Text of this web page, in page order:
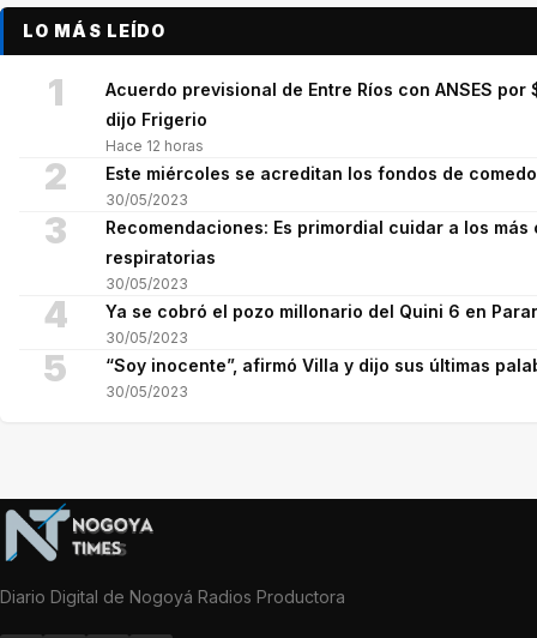
LO MÁS LEÍDO
1
Acuerdo previsional de Entre Ríos con ANSES
dijo Frigerio
Hace 12 horas
2 Este miércoles se acreditan los fondos de
30/05/2023
3
Recomendaciones: Es primordial cuidar a los
respiratorias
30/05/2023
4 Ya se cobró el pozo millonario del Quini 6 en
30/05/2023
5 “Soy inocente”, afirmó Villa y dijo sus últimas
30/05/2023
Diario Digital de Nogoyá Radios Productora